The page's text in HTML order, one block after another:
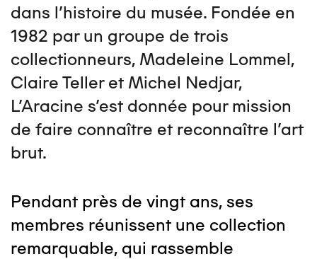
dans l’histoire du musée. Fondée en
1982 par un groupe de trois
collectionneurs, Madeleine Lommel,
Claire Teller et Michel Nedjar,
L’Aracine s’est donnée pour mission
de faire connaître et reconnaître l’art
brut.
Pendant près de vingt ans, ses
membres réunissent une collection
remarquable, qui rassemble